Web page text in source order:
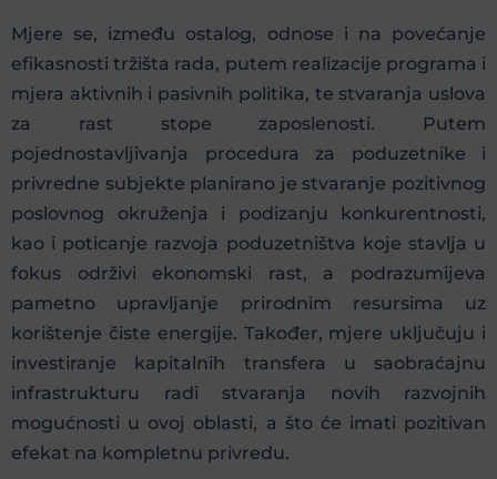
Mjere se, između ostalog, odnose i na povećanje
efikasnosti tržišta rada, putem realizacije programa i
mjera aktivnih i pasivnih politika, te stvaranja uslova
za rast stope zaposlenosti. Putem
pojednostavljivanja procedura za poduzetnike i
privredne subjekte planirano je stvaranje pozitivnog
poslovnog okruženja i podizanju konkurentnosti,
kao i poticanje razvoja poduzetništva koje stavlja u
fokus održivi ekonomski rast, a podrazumijeva
pametno upravljanje prirodnim resursima uz
korištenje čiste energije. Također, mjere uključuju i
investiranje kapitalnih transfera u saobraćajnu
infrastrukturu radi stvaranja novih razvojnih
mogućnosti u ovoj oblasti, a što će imati pozitivan
efekat na kompletnu privredu.